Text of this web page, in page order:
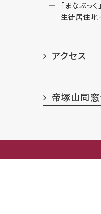
「まなぶっ
生徒居住地
アクセス
帝塚山同